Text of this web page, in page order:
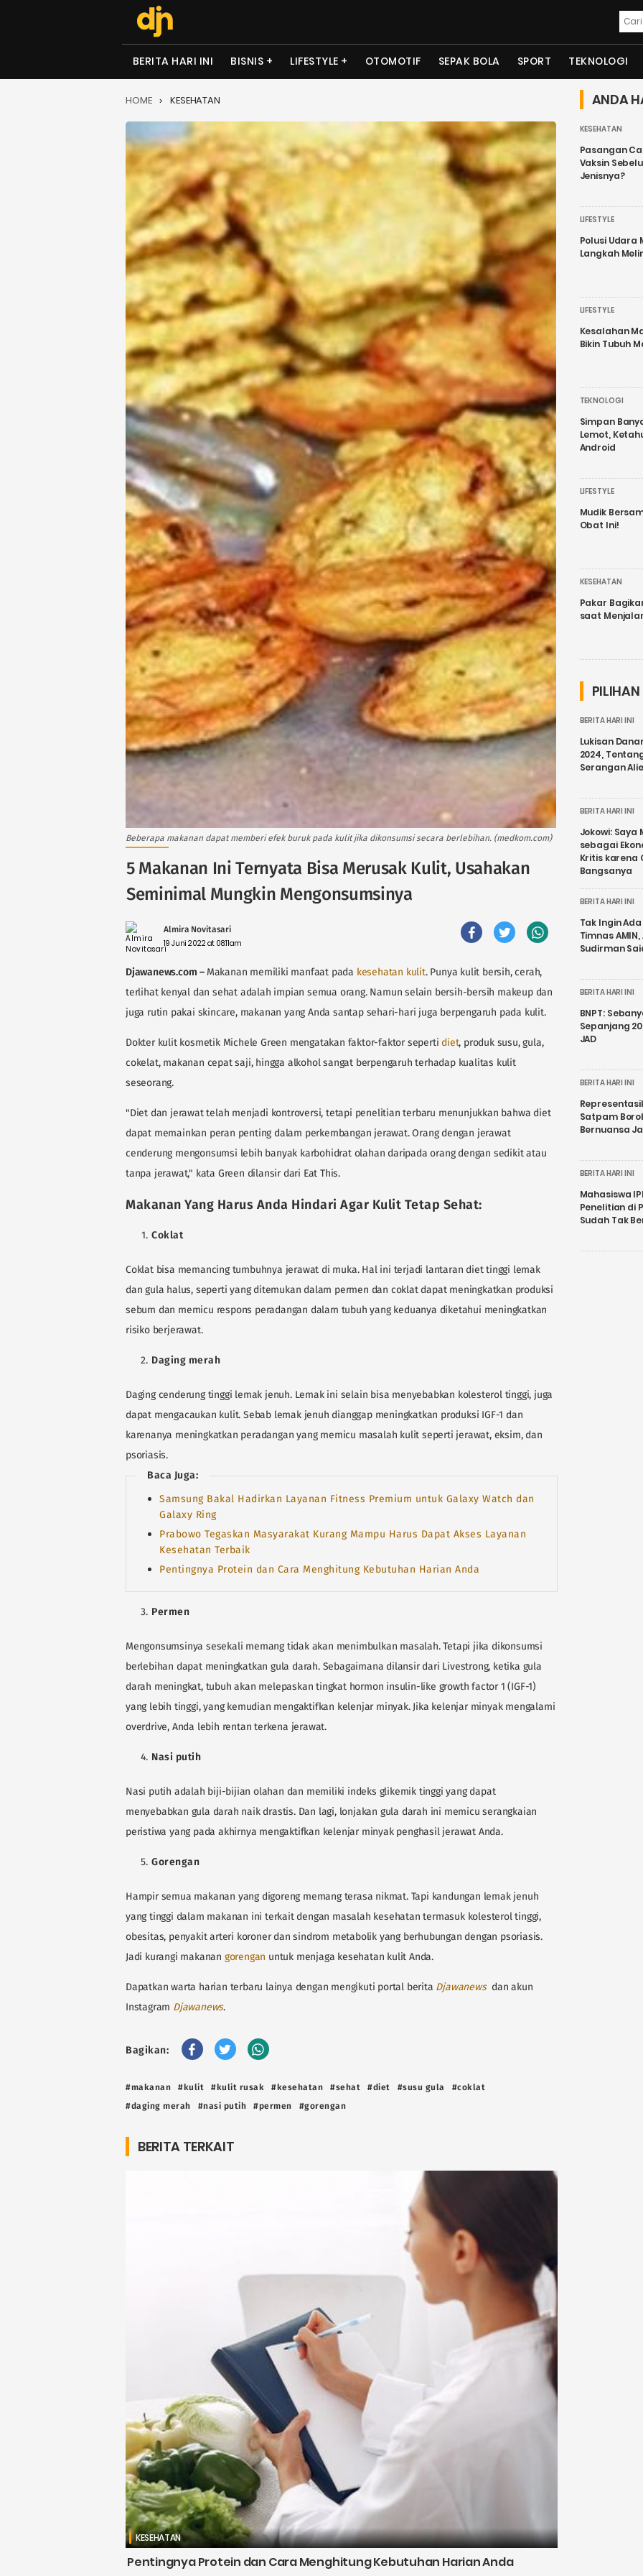
BERITA HARI INI BISNIS LIFESTYLE OTOMOTIF SEPAK BOLA SPORT TEKNOLOGI
HOME KESEHATAN
Beberapa makanan dapat memberi efek buruk pada kulit jika dikonsumsi secara berlebihan. (medkom.com)
5 Makanan Ini Ternyata Bisa Merusak Kulit, Usahakan
Seminimal Mungkin Mengonsumsinya
Almira Novitasari
19 Juni 2022 at 08:11am
Djawanews.com – Makanan memiliki manfaat pada kesehatan kulit. Punya kulit bersih, cerah,
terlihat kenyal dan sehat adalah impian semua orang. Namun selain bersih-bersih makeup dan
juga rutin pakai skincare, makanan yang Anda santap sehari-hari juga berpengaruh pada kulit.
Dokter kulit kosmetik Michele Green mengatakan faktor-faktor seperti diet, produk susu, gula,
cokelat, makanan cepat saji, hingga alkohol sangat berpengaruh terhadap kualitas kulit
seseorang.
"Diet dan jerawat telah menjadi kontroversi, tetapi penelitian terbaru menunjukkan bahwa diet
dapat memainkan peran penting dalam perkembangan jerawat. Orang dengan jerawat
cenderung mengonsumsi lebih banyak karbohidrat olahan daripada orang dengan sedikit atau
tanpa jerawat," kata Green dilansir dari Eat This.
Makanan Yang Harus Anda Hindari Agar Kulit Tetap Sehat:
Coklat
Coklat bisa memancing tumbuhnya jerawat di muka. Hal ini terjadi lantaran diet tinggi lemak
dan gula halus, seperti yang ditemukan dalam permen dan coklat dapat meningkatkan produksi
sebum dan memicu respons peradangan dalam tubuh yang keduanya diketahui meningkatkan
risiko berjerawat.
Daging merah
Daging cenderung tinggi lemak jenuh. Lemak ini selain bisa menyebabkan kolesterol tinggi, juga
dapat mengacaukan kulit. Sebab lemak jenuh dianggap meningkatkan produksi IGF-1 dan
karenanya meningkatkan peradangan yang memicu masalah kulit seperti jerawat, eksim, dan
psoriasis.
Baca Juga:
Samsung Bakal Hadirkan Layanan Fitness Premium untuk Galaxy Watch dan
Galaxy Ring
Prabowo Tegaskan Masyarakat Kurang Mampu Harus Dapat Akses Layanan
Kesehatan Terbaik
Pentingnya Protein dan Cara Menghitung Kebutuhan Harian Anda
Permen
Mengonsumsinya sesekali memang tidak akan menimbulkan masalah. Tetapi jika dikonsumsi
berlebihan dapat meningkatkan gula darah. Sebagaimana dilansir dari Livestrong, ketika gula
darah meningkat, tubuh akan melepaskan tingkat hormon insulin-like growth factor 1 (IGF-1)
yang lebih tinggi, yang kemudian mengaktifkan kelenjar minyak. Jika kelenjar minyak mengalami
overdrive, Anda lebih rentan terkena jerawat.
Nasi putih
Nasi putih adalah biji-bijian olahan dan memiliki indeks glikemik tinggi yang dapat
menyebabkan gula darah naik drastis. Dan lagi, lonjakan gula darah ini memicu serangkaian
peristiwa yang pada akhirnya mengaktifkan kelenjar minyak penghasil jerawat Anda.
Gorengan
Hampir semua makanan yang digoreng memang terasa nikmat. Tapi kandungan lemak jenuh
yang tinggi dalam makanan ini terkait dengan masalah kesehatan termasuk kolesterol tinggi,
obesitas, penyakit arteri koroner dan sindrom metabolik yang berhubungan dengan psoriasis.
Jadi kurangi makanan gorengan untuk menjaga kesehatan kulit Anda.
Dapatkan warta harian terbaru lainya dengan mengikuti portal berita Djawanewsdan akun
Instagram Djawanews.
Bagikan:
#makanan #kulit #kulit rusak #kesehatan #sehat #diet #susu gula
#coklat
#daging merah
#nasi putih #permen #gorengan
BERITA TERKAIT
KESEHATAN
Pentingnya Protein dan Cara Menghitung Kebutuhan Harian Anda
ANDA
KESEHATAN
Pasangan
Vaksin
Jenisnya?
LIFESTYLE
Polusi Udara
Langkah
LIFESTYLE
Kesalahan
Bikin Tubuh
TEKNOLOGI
Simpan
Lemot,
Android
LIFESTYLE
Mudik
Obat Ini!
KESEHATAN
Pakar
saat
PILIHAN
BERITA HARI INI
Lukisan
2024,
Serangan
BERITA HARI INI
Jokowi: Saya
sebagai
Kritis karena
Bangsanya
BERITA HARI INI
Tak Ingin
Timnas
Sudirman
BERITA HARI INI
BNPT:
Sepanjang
JAD
BERITA HARI INI
Satpam
Bernuansa
BERITA HARI INI
Mahasiswa
Penelitian di
Sudah Tak